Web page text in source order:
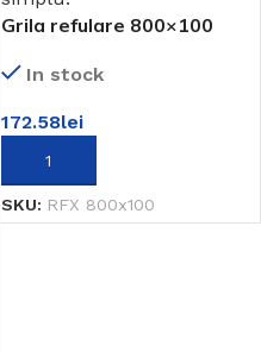
Grila refulare 800×100
In stock
172.58lei
ADAUGĂ ÎN COȘ
SKU: RFX 800x100